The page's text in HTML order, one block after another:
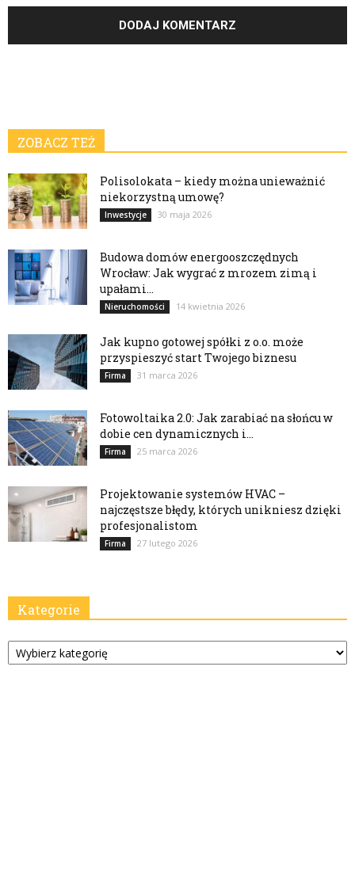
ZOBACZ TEŻ
Polisolokata – kiedy można unieważnić
niekorzystną umowę?
Inwestycje 30 maja 2026
Budowa domów energooszczędnych
Wrocław: Jak wygrać z mrozem zimą i
upałami...
Nieruchomości 14 kwietnia 2026
Jak kupno gotowej spółki z o.o. może
przyspieszyć start Twojego biznesu
Firma 31 marca 2026
Fotowoltaika 2.0: Jak zarabiać na słońcu w
dobie cen dynamicznych i...
Firma 25 marca 2026
Projektowanie systemów HVAC –
najczęstsze błędy, których unikniesz dzięki
profesjonalistom
Firma 27 lutego 2026
Kategorie
Kategorie